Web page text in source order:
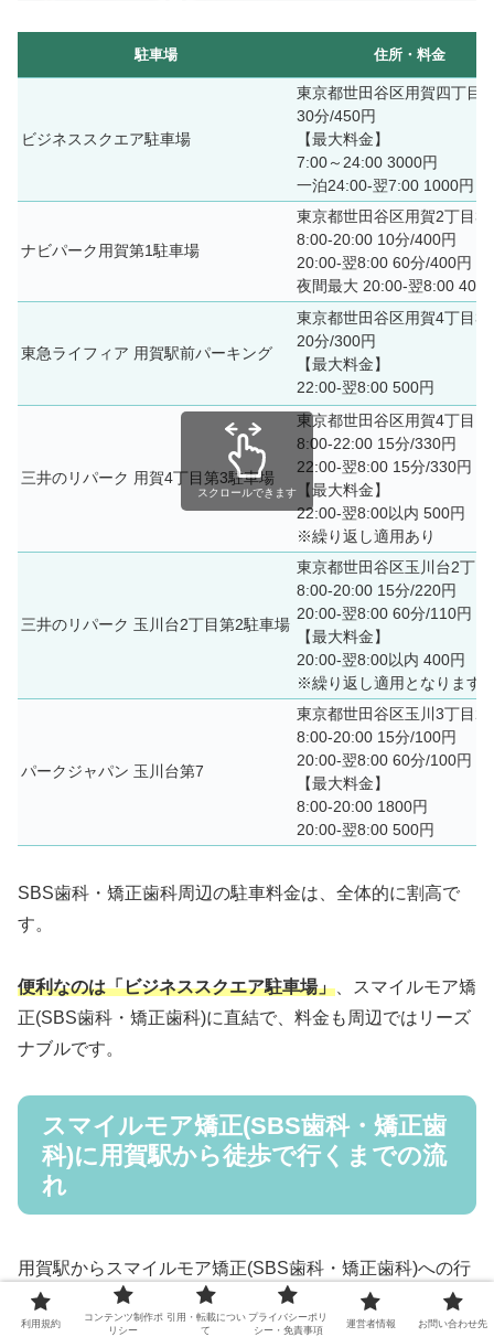
駐車場 住所・料金
ビジネススクエア駐車場
東京都世田谷区用賀四丁目
30分/450円
【最大料金】
7:00～24:00 3000円
一泊24:00-翌7:00 1000円
ナビパーク用賀第1駐車場
東京都世田谷区用賀2丁目39
8:00-20:00 10分/400円
20:00-翌8:00 60分/400円
夜間最大 20:00-翌8:00 400
東急ライフィア 用賀駅前パーキング
東京都世田谷区用賀4丁目3
20分/300円
【最大料金】
22:00-翌8:00 500円
三井のリパーク 用賀4丁目第3駐車場
東京都世田谷区用賀4丁目
8:00-22:00 15分/330円
22:00-翌8:00 15分/330円
【最大料金】
22:00-翌8:00以内 500円
※繰り返し適用あり
三井のリパーク 玉川台2丁目第2駐車場
東京都世田谷区玉川台2丁
8:00-20:00 15分/220円
20:00-翌8:00 60分/110円
【最大料金】
20:00-翌8:00以内 400円
※繰り返し適用となります
パークジャパン 玉川台第7
東京都世田谷区玉川3丁目29
8:00-20:00 15分/100円
20:00-翌8:00 60分/100円
【最大料金】
8:00-20:00 1800円
20:00-翌8:00 500円
スクロールできます
SBS歯科・矯正歯科周辺の駐車料金は、全体的に割高で
す。
便利なのは「ビジネススクエア駐車場」 、スマイルモア矯
正(SBS歯科・矯正歯科)に直結で、料金も周辺ではリーズ
ナブルです。
スマイルモア矯正(SBS歯科・矯正歯
科)に用賀駅から徒歩で行くまでの流
れ
用賀駅からスマイルモア矯正(SBS歯科・矯正歯科)への行
き方を画像つきで説明します。
利用規約
コンテンツ制作ポ
リシー
引用・転載につい
て
プライバシーポリ
シー・免責事項
運営者情報 お問い合わせ先